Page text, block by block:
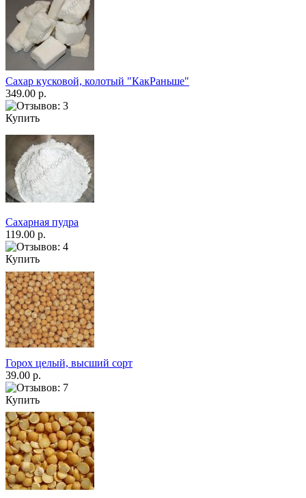
Сахар кусковой, колотый "КакРаньше"
349.00 р.
Купить
Сахарная пудра
119.00 р.
Купить
Горох целый, высший сорт
39.00 р.
Купить